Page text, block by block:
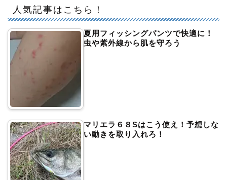
人気記事はこちら！
夏用フィッシングパンツで快適に！
虫や紫外線から肌を守ろう
マリエラ６８Sはこう使え！予想しな
い動きを取り入れろ！